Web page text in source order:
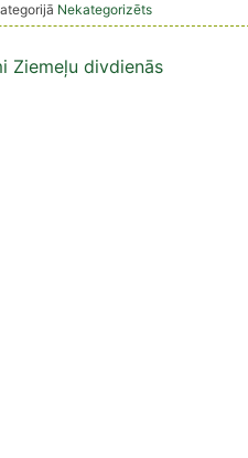
Nekategorizēts
Ziemeļu divdienās